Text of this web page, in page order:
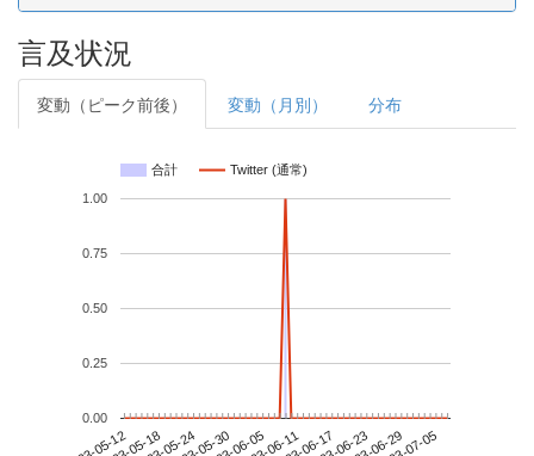
言及状況
変動（ピーク前後） 変動（月別） 分布
合計 Twitter (通常)
0.00
0.25
0.50
0.75
1.00